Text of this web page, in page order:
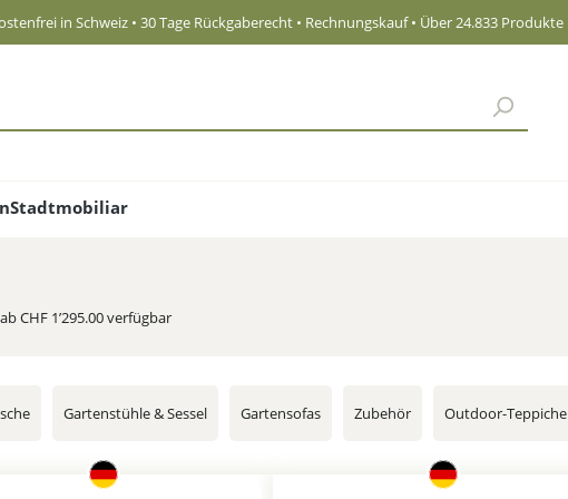
in Schweiz • 30 Tage Rückgaberecht • Rechnungskauf • Über 24.833 Produkte
Stadtmobiliar
ab CHF 1’295.00 verfügbar
Gartenstühle & Sessel Gartensofas Zubehör Outdoor-Teppiche